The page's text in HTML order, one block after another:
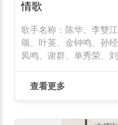
情歌
歌手名称：陈华、李雙
颂、叶英、金钟鸣、孙
凤鸣、谢群、单秀荣、
查看更多